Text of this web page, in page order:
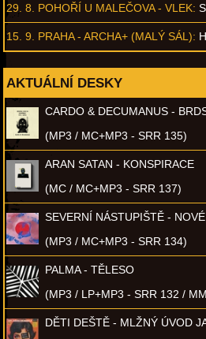
29. 8. POHOŘÍ U MALEČOVA - VLEK:
15. 9. PRAHA - ARCHA+ (MALÝ SÁL):
AKTUÁLNÍ DESKY
CARDO & DECUMANUS -
(MP3 / MC+MP3 - SRR 135)
ARAN SATAN - KONSPIRACE
(MC / MC+MP3 - SRR 137)
SEVERNÍ NÁSTUPIŠTĚ -
(MP3 / MC+MP3 - SRR 134)
PALMA - TĚLESO
(MP3 / LP+MP3 - SRR 132 /
DĚTI DEŠTĚ - MLŽNÝ ÚVOD